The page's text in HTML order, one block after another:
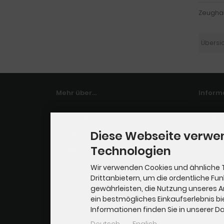
Mehr über...
Datenschutzerklärung
Allgemeine Geschäftsbedingungen mit
Kundeninformationen
Widerrufsbelehrung & Widerrufsformular
Cookie Einstellungen
Über
Diese Webseite
Technologien
Wir verwenden Cookies und ähnliche
Drittanbietern, um die ordentliche
gewährleisten, die Nutzung unseres
ein bestmögliches Einkaufserlebnis
Informationen finden Sie in unserer